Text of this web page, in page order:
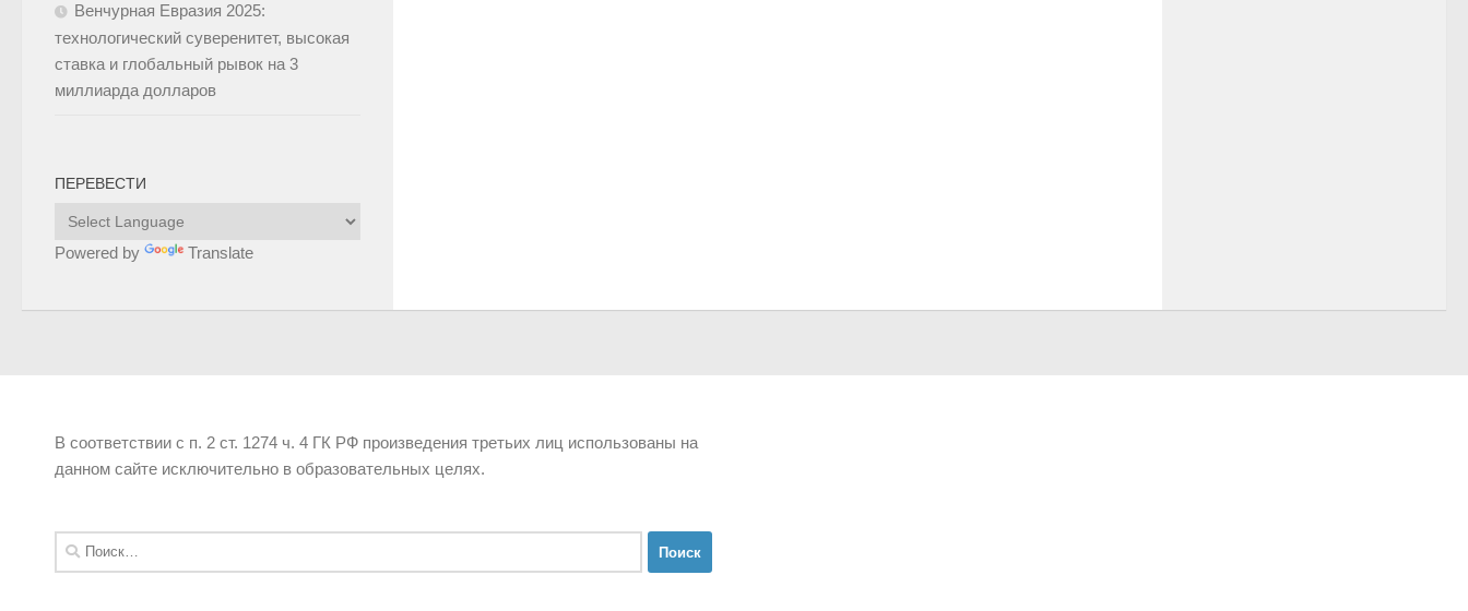
Венчурная Евразия 2025:
технологический суверенитет, высокая
ставка и глобальный рывок на 3
миллиарда долларов
ПЕРЕВЕСТИ
Powered by Translate
В соответствии с п. 2 ст. 1274 ч. 4 ГК РФ произведения третьих лиц использованы на
данном сайте исключительно в образовательных целях.
Найти: